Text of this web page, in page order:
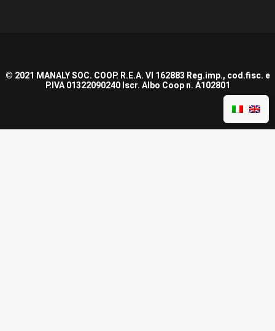
© 2021 MANALY SOC. COOP. R.E.A. VI 162883 Reg.imp., cod.fisc. e
P.IVA 01322090240 Iscr. Albo Coop n. A102801